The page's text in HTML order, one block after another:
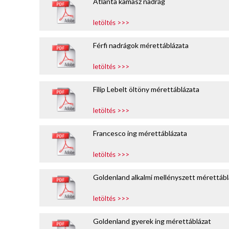
NAGYKERESKEDELEM
MÉRETTÁBLÁZAT
MUNKA-
FORMARUHA
DÍSZDOBOZOS
TERMÉKEK
BALLAGÁSRA
letöltés >>>
Férfi nadrágok mérettáblázata
letöltés >>>
Filip Lebelt öltöny mérettáblázata
letöltés >>>
Francesco ing mérettáblázata
letöltés >>>
Goldenland alkalmi mellényszett
letöltés >>>
Goldenland gyerek ing mérettáblázat